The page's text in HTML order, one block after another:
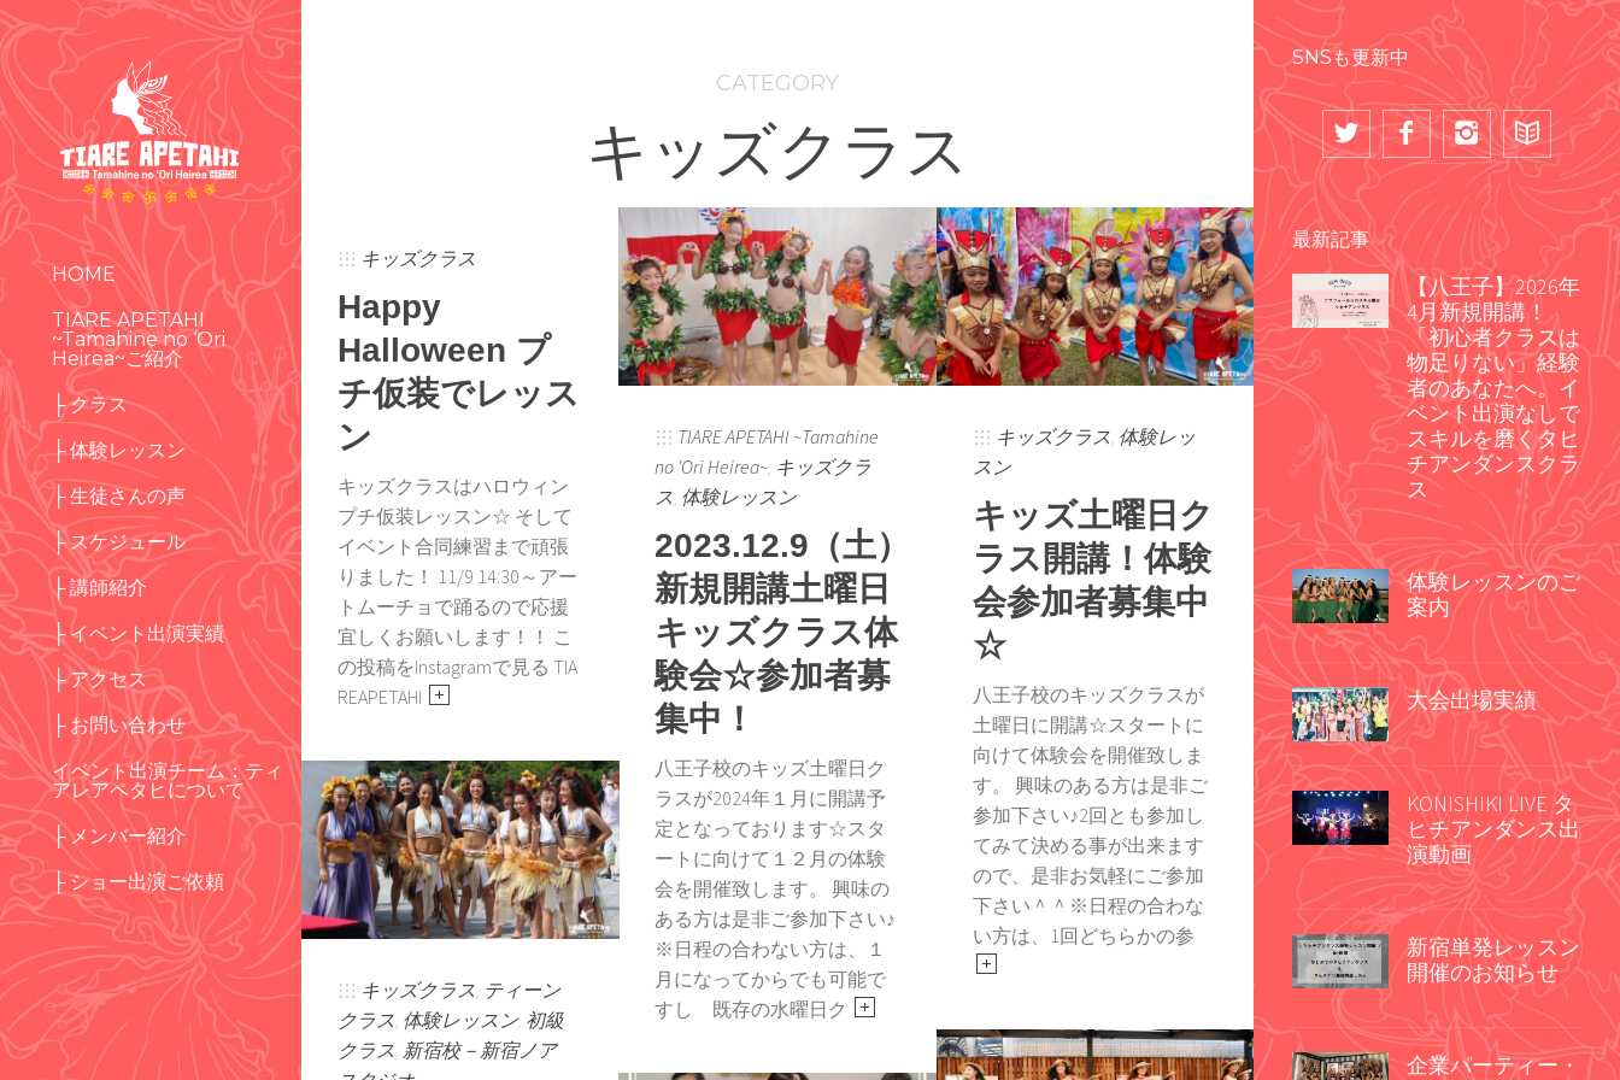
HOME
TIARE APETAHI
~Tamahine no ‘Ori
Heirea~ご紹介
├ クラス
├ 体験レッスン
├ 生徒さんの声
├ スケジュール
├ 講師紹介
├ イベント出演実績
├ アクセス
├ お問い合わせ
イベント出演チーム：ティ
アレアペタヒについて
├ メンバー紹介
├ ショー出演ご依頼
CATEGORY
キッズクラス
キッズクラス
Happy
Halloween プ
チ仮装でレッス
ン
キッズクラスはハロウィン
プチ仮装レッスン☆ そして
イベント合同練習まで頑張
りました！ 11/9 14:30～アー
トムーチョで踊るので応援
宜しくお願いします！！ こ
の投稿をInstagramで見る TIA
REAPETAHI
TIARE APETAHI ~Tamahine
no 'Ori Heirea~, キッズクラ
ス, 体験レッスン
2023.12.9（土）
新規開講土曜日
キッズクラス体
験会☆参加者募
集中！
八王子校のキッズ土曜日ク
ラスが2024年１月に開講予
定となっております☆スタ
ートに向けて１２月の体験
会を開催致します。 興味の
ある方は是非ご参加下さい♪
※日程の合わない方は、１
月になってからでも可能で
すし 既存の水曜日ク
キッズクラス, 体験レッ
スン
キッズ土曜日ク
ラス開講！体験
会参加者募集中
☆
八王子校のキッズクラスが
土曜日に開講☆スタートに
向けて体験会を開催致しま
す。 興味のある方は是非ご
参加下さい♪2回とも参加し
てみて決める事が出来ます
ので、是非お気軽にご参加
下さい＾＾※日程の合わな
い方は、1回どちらかの参
キッズクラス, ティーン
クラス, 体験レッスン, 初級
クラス, 新宿校－新宿ノア
SNSも更新中
最新記事
【八王子】2026年
4月新規開講！
「初心者クラスは
物足りない」経験
者のあなたへ。イ
ベント出演なしで
スキルを磨くタヒ
チアンダンスクラ
ス
体験レッスンのご
案内
大会出場実績
KONISHIKI LIVE タ
ヒチアンダンス出
演動画
新宿単発レッスン
開催のお知らせ
企業パーティー・